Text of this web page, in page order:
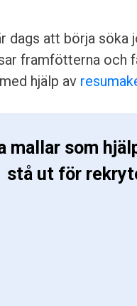
dags att börja söka
framfötterna och
hjälp av
stå ut för